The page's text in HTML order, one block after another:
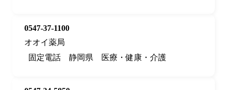
0547-37-1100
オオイ薬局
固定電話
静岡県 医療・健康・介護